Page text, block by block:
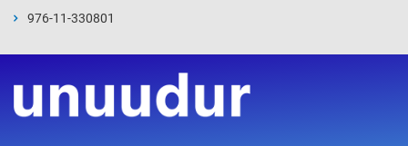
20 цаг 23 мин
976-11-330801